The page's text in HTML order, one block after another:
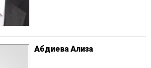
Абдиева Ализа